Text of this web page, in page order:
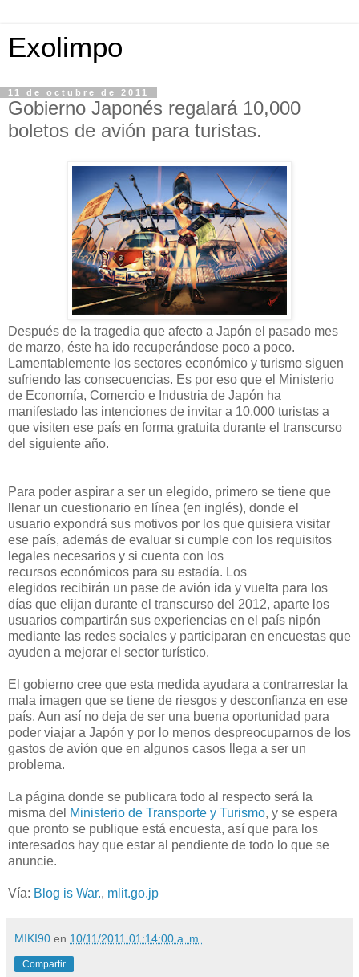
Exolimpo
11 de octubre de 2011
Gobierno Japonés regalará 10,000
boletos de avión para turistas.
Después de la tragedia que afecto a Japón el pasado mes
de marzo, éste ha ido recuperándose poco a poco.
Lamentablemente los sectores económico y turismo siguen
sufriendo las consecuencias. Es por eso que el Ministerio
de Economía, Comercio e Industria de Japón ha
manifestado las intenciones de invitar a 10,000 turistas a
que visiten ese país en forma gratuita durante el transcurso
del siguiente año.
Para poder aspirar a ser un elegido, primero se tiene que
llenar un cuestionario en línea (en inglés), donde el
usuario expondrá sus motivos por los que quisiera visitar
ese país, además de evaluar si cumple con los requisitos
legales necesarios y si cuenta con los
recursos económicos para su estadía. Los
elegidos recibirán un pase de avión ida y vuelta para los
días que elijan durante el transcurso del 2012, aparte los
usuarios compartirán sus experiencias en el país nipón
mediante las redes sociales y participaran en encuestas que
ayuden a mejorar el sector turístico.
El gobierno cree que esta medida ayudara a contrarrestar la
mala imagen que se tiene de riesgos y desconfianza en ese
país. Aun así no deja de ser una buena oportunidad para
poder viajar a Japón y por lo menos despreocuparnos de los
gastos de avión que en algunos casos llega a ser un
problema.
La página donde se publicara todo al respecto será la
misma del Ministerio de Transporte y Turismo, y se espera
que pronto se publique está encuesta, así que para los
interesados hay que estar al pendiente de todo lo que se
anuncie.
Vía: Blog is War., mlit.go.jp
MIKI90 en 10/11/2011 01:14:00 a. m.
Compartir